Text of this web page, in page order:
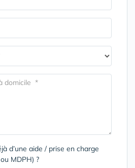
d’une aide / prise en charge
MDPH) ?